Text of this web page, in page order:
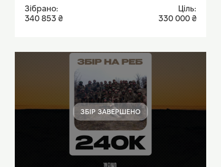
Зібрано:
Ціль:
340 853 ₴
330 000 ₴
ЗБІР ЗАВЕРШЕНО